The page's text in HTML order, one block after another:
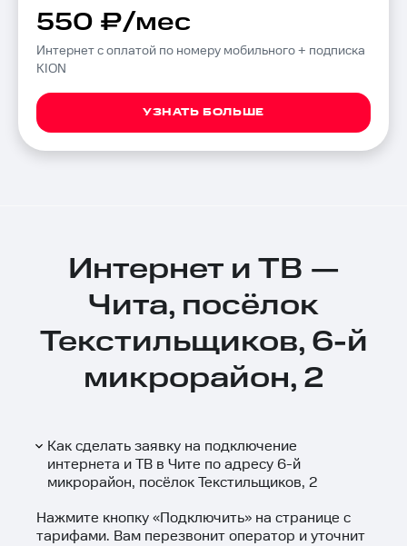
550 ₽/мес
Интернет с оплатой по номеру мобильного + подписка
KION
УЗНАТЬ БОЛЬШЕ
Интернет и ТВ —
Чита, посёлок
Текстильщиков, 6-й
микрорайон, 2
Как сделать заявку на подключение
интернета и ТВ в Чите по адресу 6-й
микрорайон, посёлок Текстильщиков, 2
Нажмите кнопку «Подключить» на странице с
тарифами. Вам перезвонит оператор и уточнит